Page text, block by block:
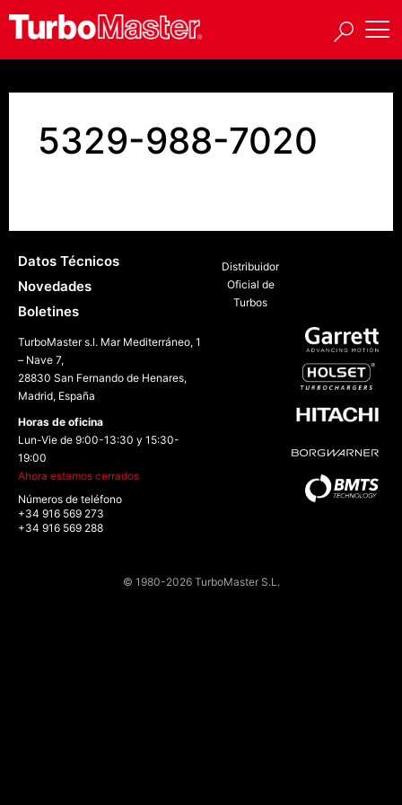
5329-988-7020
Distribuidor
Oficial de
Turbos
Datos Técnicos
Novedades
Boletines
TurboMaster s.l. Mar Mediterráneo, 1
– Nave 7,
28830 San Fernando de Henares,
Madrid, España
Horas de oficina
Lun-Vie de 9:00-13:30 y 15:30-
19:00
Ahora estamos cerrados
Números de teléfono
+34 916 569 273
+34 916 569 288
© 1980-2026 TurboMaster S.L.